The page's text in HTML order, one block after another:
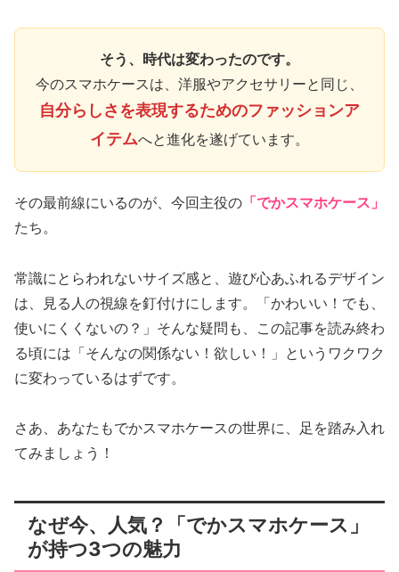
そう、時代は変わったのです。
今のスマホケースは、洋服やアクセサリーと同じ、
自分らしさを表現するためのファッションア
イテムへと進化を遂げています。
その最前線にいるのが、今回主役の 「でかスマホケース」
たち。
常識にとらわれないサイズ感と、遊び心あふれるデザイン
は、見る人の視線を釘付けにします。「かわいい！でも、
使いにくくないの？」そんな疑問も、この記事を読み終わ
る頃には「そんなの関係ない！欲しい！」というワクワク
に変わっているはずです。
さあ、あなたもでかスマホケースの世界に、足を踏み入れ
てみましょう！
なぜ今、人気？「でかスマホケース」
が持つ3つの魅力